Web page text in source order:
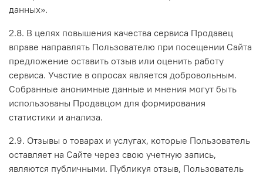
данных».
2.8. В целях повышения качества сервиса Продавец
вправе направлять Пользователю при посещении Сайта
предложение оставить отзыв или оценить работу
сервиса. Участие в опросах является добровольным.
Собранные анонимные данные и мнения могут быть
использованы Продавцом для формирования
статистики и анализа.
2.9. Отзывы о товарах и услугах, которые Пользователь
оставляет на Сайте через свою учетную запись,
являются публичными. Публикуя отзыв, Пользователь